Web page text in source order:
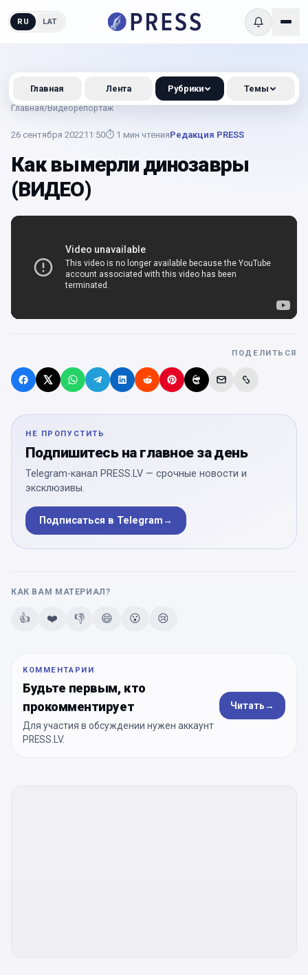
RU LAT
Главная/Видеорепортаж
26 сентября 202211:50⏱ 1 мин чтенияРедакция PRESS
Как вымерли динозавры
(ВИДЕО)
ПОДЕЛИТЬСЯ
НЕ ПРОПУСТИТЬ
Подпишитесь на главное за день
Telegram-канал PRESS.LV — срочные новости и
эксклюзивы.
Подписаться в Telegram→
КАК ВАМ МАТЕРИАЛ?
👍 ❤️ 👎 😄 😮 😢
КОММЕНТАРИИ
Будьте первым, кто
прокомментирует
Для участия в обсуждении нужен аккаунт
PRESS.LV.
Читать→
Главная Лента Рубрики Темы